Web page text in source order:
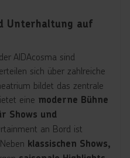
Unterhaltung auf
AIDAcosma sind
sich über zahlreiche
bildet das zentrale
eine moderne Bühne
Shows und
an Bord ist
klassischen Shows,